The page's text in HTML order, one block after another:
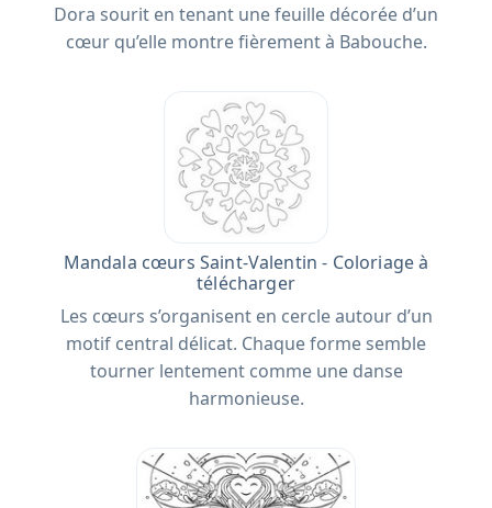
Dora sourit en tenant une feuille décorée d’un
cœur qu’elle montre fièrement à Babouche.
Mandala cœurs Saint-Valentin - Coloriage à
télécharger
Les cœurs s’organisent en cercle autour d’un
motif central délicat. Chaque forme semble
tourner lentement comme une danse
harmonieuse.